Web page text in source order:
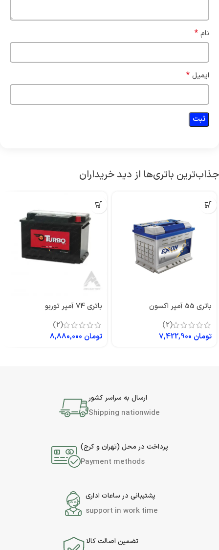
نام *
ایمیل *
جذاب‌ترین باتری‌ها از دید خریداران
باتری 55 آمپر اکسون
(2)
تومان
باتری 74 آمپر توربو
(2)
تومان
ارسال به سراسر کشور
Shipping nationwide
پرداخت در محل (تهران و کرج)
Payment methods
پشتیبانی در ساعات اداری
support in work time
تضمین اصالت کالا